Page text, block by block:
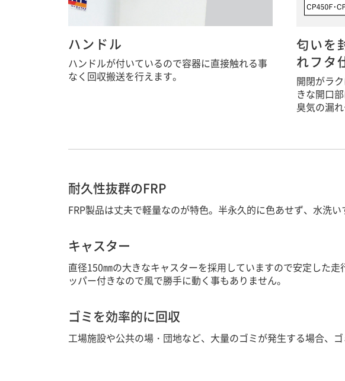
ハンドル
ハンドルが付いているので容器に直接触れる事
なく回収搬送を行えます。
匂いを
れフタ
開閉がラ
きな開口
臭気の漏
耐久性抜群のFRP
FRP製品は丈夫で軽量なのが特色。半永久的に色あせず、水洗
キャスター
直径150㎜の大きなキャスターを採用していますので安定した
ッパー付きなので風で勝手に動く事もありません。
ゴミを効率的に回収
工場施設や公共の場・団地など、大量のゴミが発生する場合、